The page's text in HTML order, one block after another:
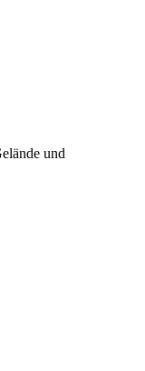
und